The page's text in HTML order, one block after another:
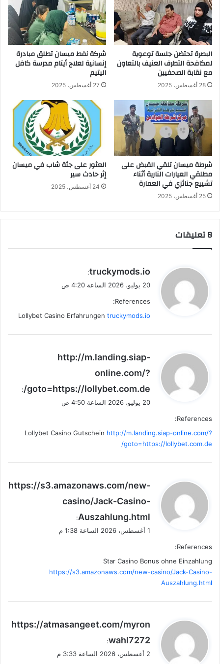
البصرة تحتضن جلسة توعوية
لمكافحة التطرف العنيف بالتعاون
مع نقابة الصحفيين
28 أغسطس، 2025
شركة نفط ميسان تطلق مبادرة
إنسانية لعلاج أيتام مدرسة كافل
اليتيم
27 أغسطس، 2025
شرطة ميسان تلقي القبض على
مطلقي العيارات النارية أثناء
تشييع جنائزي في العمارة
25 أغسطس، 2025
العثور على جثة شاب في ميسان
إثر حادث سير
24 أغسطس، 2025
‫8 تعليقات
ي
ل
truckymods.io
:
20 يوليو، 2026 الساعة 4:20 ص
References:
Lollybet Casino Erfahrungen truckymods.io
و
ل
http://m.landing.siap-
online.com/?
goto=https://lollybet.com.de/
:
20 يوليو، 2026 الساعة 4:50 ص
References:
Lollybet Casino Gutschein http://m.landing.siap-online.com/?
goto=https://lollybet.com.de/
ل
https://s3.amazonaws.com/new-
casino/Jack-Casino-
Auszahlung.html
:
1 أغسطس، 2026 الساعة 1:38 م
References:
Star Casino Bonus ohne Einzahlung
https://s3.amazonaws.com/new-casino/Jack-Casino-
Auszahlung.html
ي
و
ل
https://atmasangeet.com/myron
wahl7272
:
2 أغسطس، 2026 الساعة 3:33 م